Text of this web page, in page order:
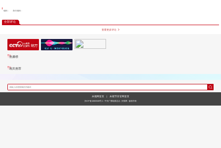
编辑： 责任编辑：
全部评论
查看更多评论
热播榜
相关推荐
央视网首页 | 央视节目官网首页
京ICP备10003349号-1 中央广播电视总台 央视网 版权所有